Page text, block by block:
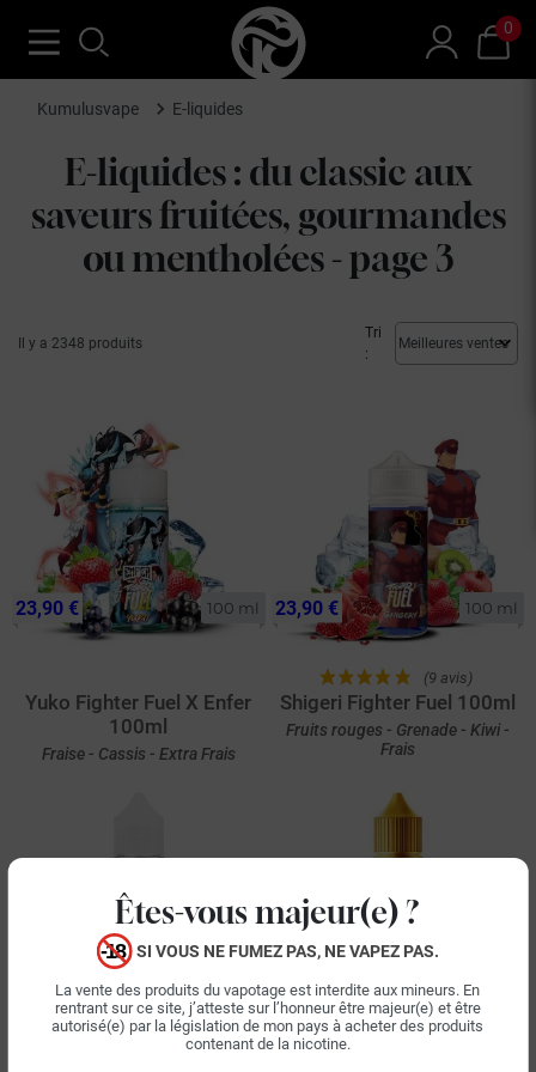
Êtes-vous majeur(e) ?
SI VOUS NE FUMEZ PAS, NE VAPEZ PAS.
La vente des produits du vapotage est interdite aux mineurs. En
rentrant sur ce site, j’atteste sur l’honneur être majeur(e) et être
autorisé(e) par la législation de mon pays à acheter des produits
contenant de la nicotine.
0
Kumulusvape E-liquides
E-liquides : du classic aux
saveurs fruitées, gourmandes
ou mentholées - page 3
Il y a 2348 produits
Tri
:
100 ml
Yuko Fighter Fuel X Enfer
100ml
Fraise - Cassis - Extra Frais
23,90 € 100 ml
(9 avis)
Shigeri Fighter Fuel 100ml
Fruits rouges - Grenade - Kiwi -
Frais
23,90 €
50 ml
17,90 € 50 ml
19,90 €